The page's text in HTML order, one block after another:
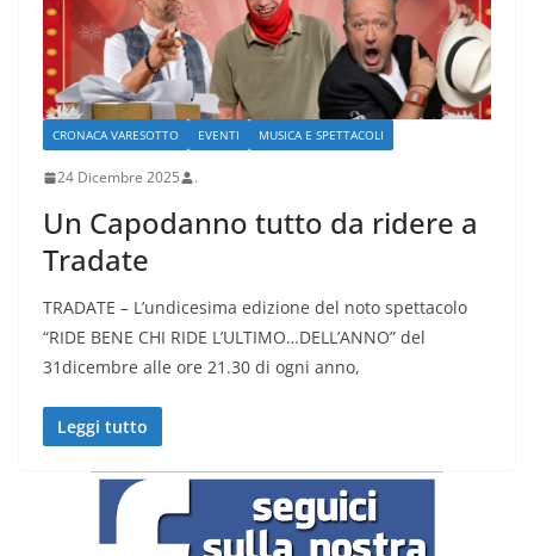
CRONACA VARESOTTO EVENTI MUSICA E SPETTACOLI
24 Dicembre 2025 .
Un Capodanno tutto da ridere a
Tradate
TRADATE – L’undicesima edizione del noto spettacolo
“RIDE BENE CHI RIDE L’ULTIMO…DELL’ANNO” del
31dicembre alle ore 21.30 di ogni anno,
Leggi tutto